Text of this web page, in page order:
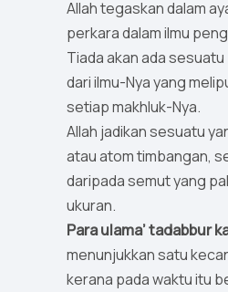
Allah tegaskan dalam
perkara dalam ilmu
Tiada akan ada
dari ilmu-Nya yang
setiap makhluk-Nya.
Allah jadikan sesuatu
atau atom timbangan,
daripada semut yang
ukuran.
Para ulama’ tadabbur
menunjukkan satu
kerana pada waktu itu